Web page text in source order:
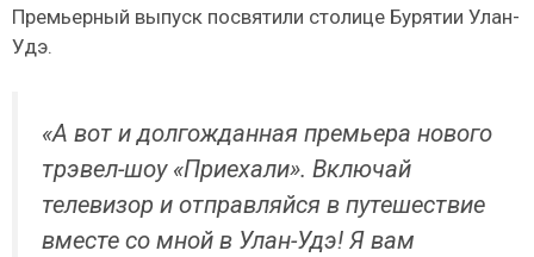
Премьерный выпуск посвятили столице Бурятии Улан-
Удэ.
«А вот и долгожданная премьера нового
трэвел-шоу «Приехали». Включай
телевизор и отправляйся в путешествие
вместе со мной в Улан-Удэ! Я вам